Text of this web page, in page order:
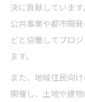
決に貢献しています
公共事業や都市開
どと協働してプロ
ます。
また、地域住民向
開催し、土地や建